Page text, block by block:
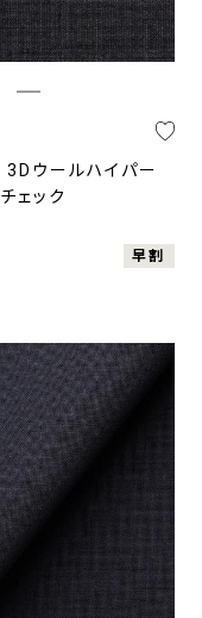
3Dウールハイパー
ェック
早割